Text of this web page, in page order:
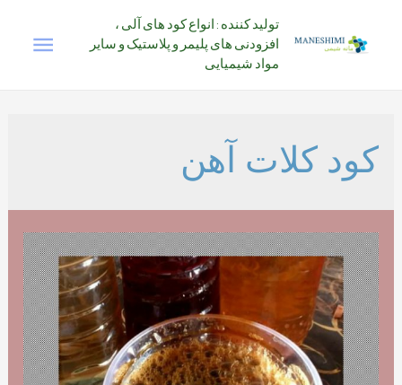
تولید کننده : انواع کود های آلی ،
افزودنی های پلیمر و پلاستیک و سایر
مواد شیمیایی
کود کلات آهن